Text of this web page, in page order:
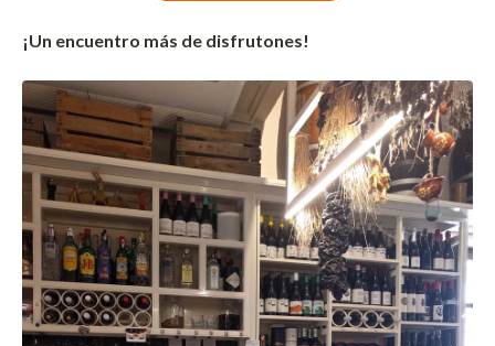
¡Un encuentro más de disfrutones!